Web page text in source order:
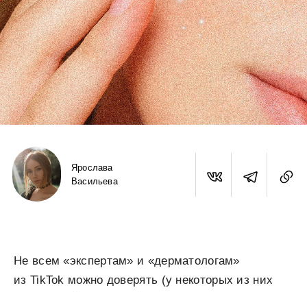
Ярослава
Васильева
Не всем «экспертам» и «дерматологам»
из TikTok можно доверять (у некоторых из них